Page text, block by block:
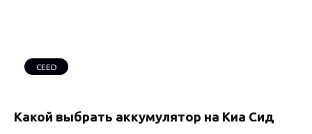
CEED
Какой выбрать аккумулятор на Киа Сид